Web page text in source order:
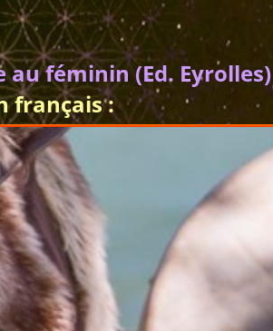
féminin (Ed.
français :